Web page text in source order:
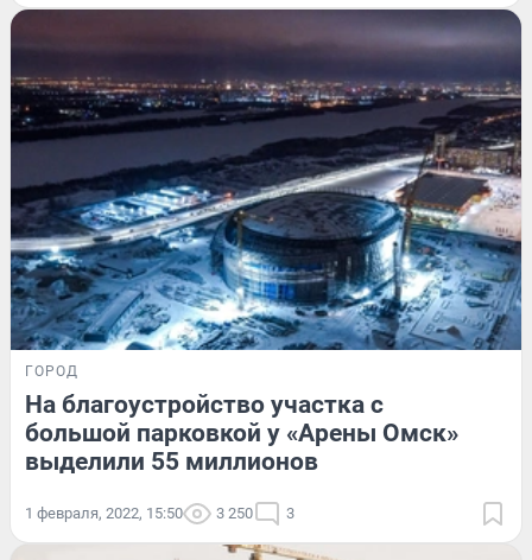
ГОРОД
На благоустройство участка с
большой парковкой у «Арены Омск»
выделили 55 миллионов
1 февраля, 2022, 15:50 3 250 3